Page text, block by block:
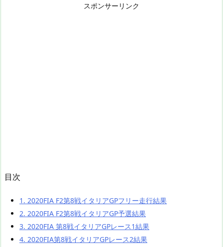
スポンサーリンク
目次
1. 2020FIA F2第8戦イタリアGPフリー走行結果
2. 2020FIA F2第8戦イタリアGP予選結果
3. 2020FIA 第8戦イタリアGPレース1結果
4. 2020FIA第8戦イタリアGPレース2結果